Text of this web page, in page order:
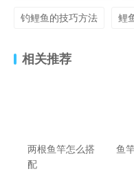
钓鲤鱼的技巧方法 鲤
相关推荐
两根鱼竿怎么搭
配
鱼